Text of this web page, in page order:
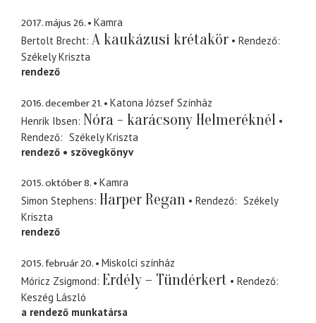
2017. május 26.
Kamra
Bertolt Brecht A kaukázusi krétakör
Rendező
Székely Kriszta
rendező
2016. december 21.
Katona József Színház
Henrik Ibsen Nóra - karácsony Helmeréknél
Rendező
Székely Kriszta
rendező
szövegkönyv
2015. október 8.
Kamra
Simon Stephens Harper Regan Rendező
Székely
Kriszta
rendező
2015. február 20.
Miskolci színház
Móricz Zsigmond Erdély – Tündérkert
Rendező
Keszég László
a rendező munkatársa